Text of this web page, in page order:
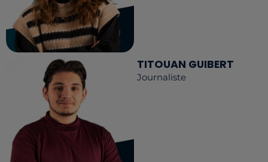
TITOUAN GUIBERT
Journaliste